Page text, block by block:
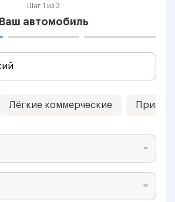
Шаг 1 из 3
Ваш автомобиль
Лёгкие коммерческие